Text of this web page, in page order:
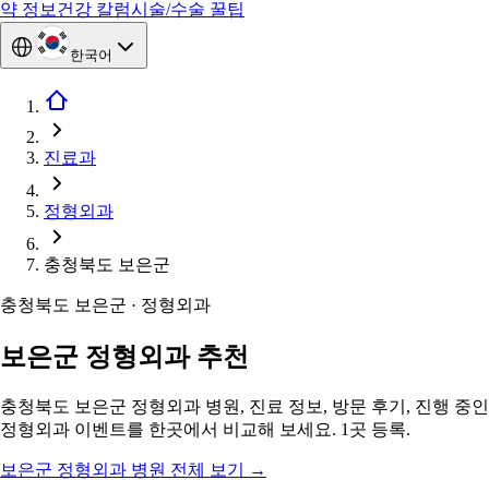
약 정보 건강 칼럼시술/수술 꿀팁
한국어
진료과
정형외과
충청북도 보은군
충청북도 보은군 · 정형외과
보은군 정형외과 추천
충청북도 보은군 정형외과 병원, 진료 정보, 방문 후기, 진행 중인
정형외과 이벤트를 한곳에서 비교해 보세요. 1곳 등록.
보은군 정형외과 병원 전체 보기
→